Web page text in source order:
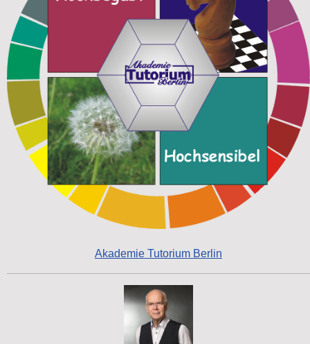
Akademie Tutorium Berlin